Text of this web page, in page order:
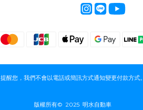
提醒您，我們不會以電話或簡訊方式通知變更付款方式。
版權所有© 2025 明水自動車